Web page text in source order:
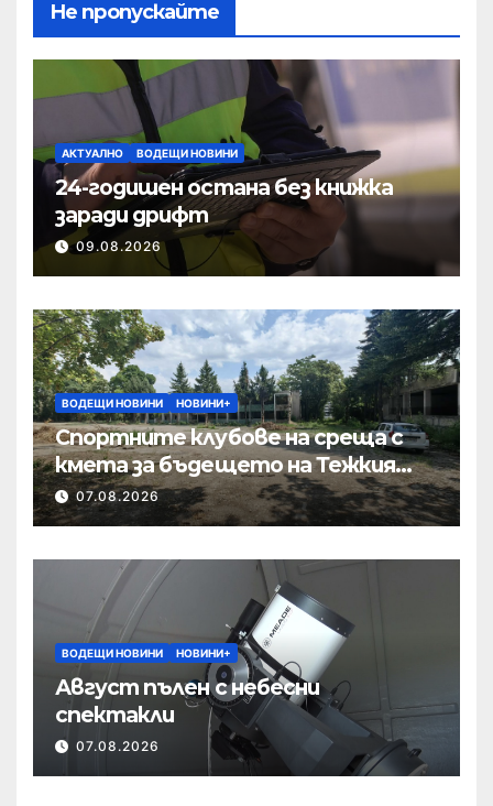
Не пропускайте
АКТУАЛНО ВОДЕЩИ НОВИНИ
24-годишен остана без книжка
заради дрифт
09.08.2026
ВОДЕЩИ НОВИНИ НОВИНИ+
Спортните клубове на среща с
кмета за бъдещето на Тежкия
полк
07.08.2026
ВОДЕЩИ НОВИНИ НОВИНИ+
Август пълен с небесни
спектакли
07.08.2026